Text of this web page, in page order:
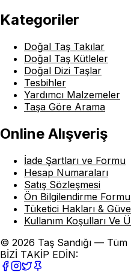
Kategoriler
Doğal Taş Takılar
Doğal Taş Kütleler
Doğal Dizi Taşlar
Tesbihler
Yardımcı Malzemeler
Taşa Göre Arama
Online Alışveriş
İade Şartları ve Formu
Hesap Numaraları
Satış Sözleşmesi
Ön Bilgilendirme Formu
Tüketici Hakları &
Kullanım Koşulları Ve
© 2026 Taş Sandığı — Tüm
BİZİ TAKİP EDİN: